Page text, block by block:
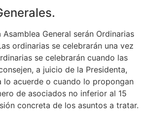
Asamblea General serán Ordinarias
ordinarias se celebrarán una vez
se celebrarán cuando las
a juicio de la Presidenta,
lo acuerde o cuando lo propongan
de asociados no inferior al 15
concreta de los asuntos a tratar.